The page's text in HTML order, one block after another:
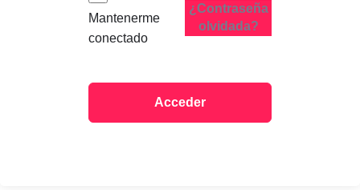
Mantenerme
conectado
¿Contraseña
olvidada?
Acceder